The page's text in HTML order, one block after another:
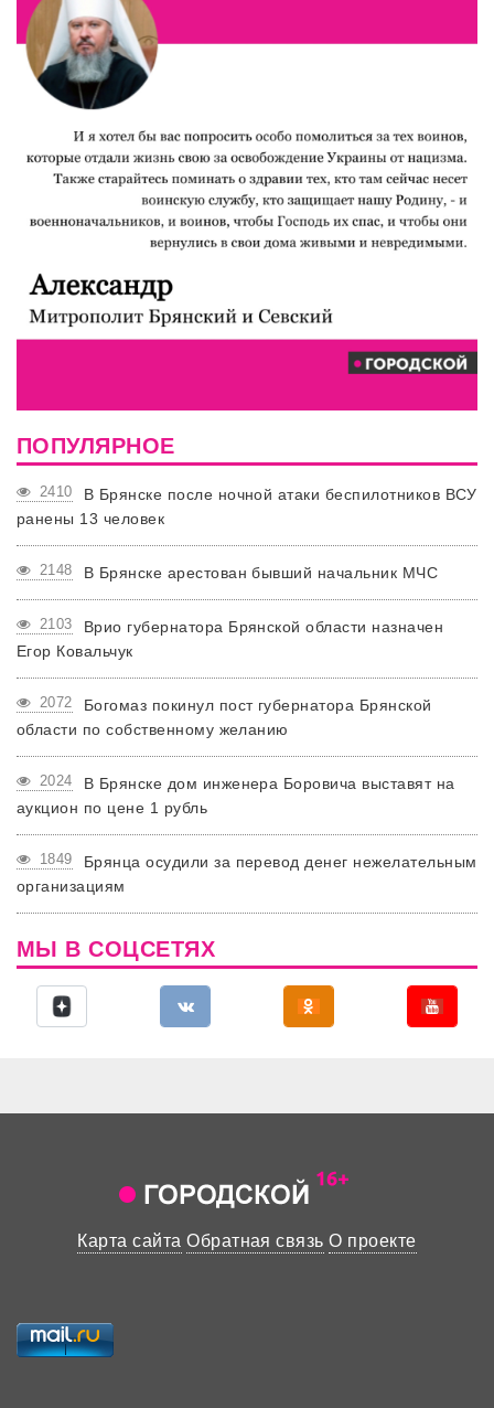
ПОПУЛЯРНОЕ
2410
В Брянске после ночной атаки беспилотников ВСУ
ранены 13 человек
2148 В Брянске арестован бывший начальник МЧС
2103
Врио губернатора Брянской области назначен
Егор Ковальчук
2072
Богомаз покинул пост губернатора Брянской
области по собственному желанию
2024
В Брянске дом инженера Боровича выставят на
аукцион по цене 1 рубль
1849
Брянца осудили за перевод денег нежелательным
организациям
МЫ В СОЦСЕТЯХ
Карта сайта Обратная связь О проекте